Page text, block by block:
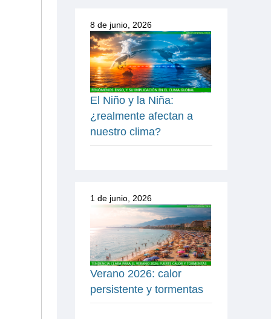
8 de junio, 2026
El Niño y la Niña:
¿realmente afectan a
nuestro clima?
1 de junio, 2026
Verano 2026: calor
persistente y tormentas